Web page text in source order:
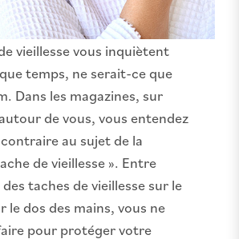
vieillesse vous inquiètent
temps, ne serait-ce que
Dans les magazines, sur
de vous, vous entendez
au sujet de la
de vieillesse ». Entre
taches de vieillesse sur le
le dos des mains, vous ne
pour protéger votre